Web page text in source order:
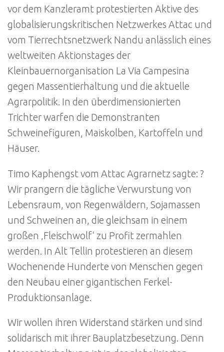
vor dem Kanzleramt protestierten Aktive des
globalisierungskritischen Netzwerkes Attac und
vom Tierrechtsnetzwerk Nandu anlässlich eines
weltweiten Aktionstages der
Kleinbauernorganisation La Via Campesina
gegen Massentierhaltung und die aktuelle
Agrarpolitik. In den überdimensionierten
Trichter warfen die Demonstranten
Schweinefiguren, Maiskolben, Kartoffeln und
Häuser.
Timo Kaphengst vom Attac Agrarnetz sagte: ?
Wir prangern die tägliche Verwurstung von
Lebensraum, von Regenwäldern, Sojamassen
und Schweinen an, die gleichsam in einem
großen ‚Fleischwolf‘ zu Profit zermahlen
werden. In Alt Tellin protestieren an diesem
Wochenende Hunderte von Menschen gegen
den Neubau einer gigantischen Ferkel-
Produktionsanlage.
Wir wollen ihren Widerstand stärken und sind
solidarisch mit ihrer Bauplatzbesetzung. Denn